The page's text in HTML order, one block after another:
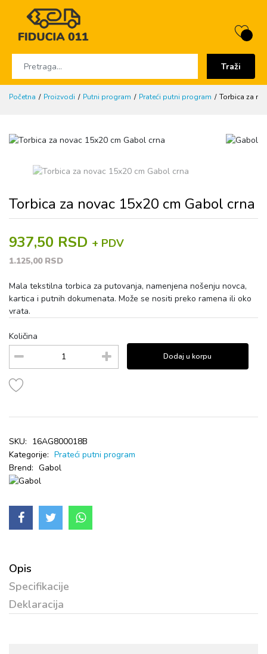
Traži
Početna Proizvodi Putni program Prateći putni program Torbica za
Torbica za novac 15x20 cm Gabol crna
937,50 RSD + PDV
1.125,00 RSD
Mala tekstilna torbica za putovanja, namenjena nošenju novca,
kartica i putnih dokumenata. Može se nositi preko ramena ili oko
vrata.
Količina
Dodaj u korpu
SKU: 16AG800018B
Kategorije: Prateći putni program
Brend: Gabol
Opis
Specifikacije
Deklaracija